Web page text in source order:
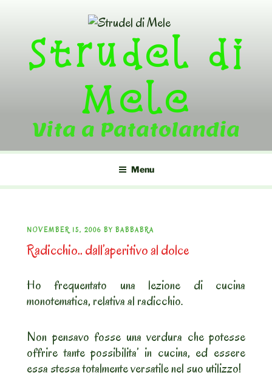
contentStrudel di
Mele
Vita a Patatolandia
Menu
POSTED
ON
NOVEMBER 15, 2006 BY BABBABRA
Radicchio.. dall’aperitivo al dolce
Ho frequentato una lezione di cucina
monotematica, relativa al radicchio.
Non pensavo fosse una verdura che potesse
offrire tante possibilita’ in cucina, ed essere
essa stessa totalmente versatile nel suo utilizzo!